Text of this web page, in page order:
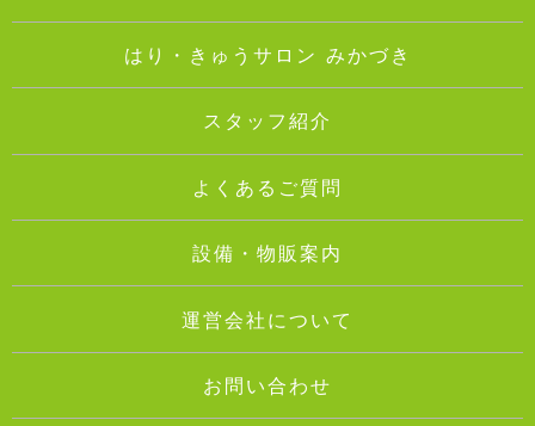
はり・きゅうサロン みかづき
スタッフ紹介
よくあるご質問
設備・物販案内
運営会社について
お問い合わせ